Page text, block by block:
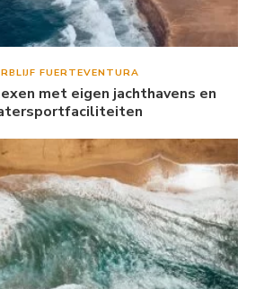
FUERTEVENTURA
met eigen jachthavens en